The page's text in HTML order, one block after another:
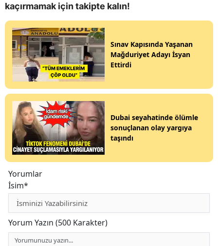
kaçırmamak için takipte kalın!
Sınav Kapısında Yaşanan
Mağduriyet Adayı İsyan
Ettirdi
Dubai seyahatinde ölümle
sonuçlanan olay yargıya
taşındı
Yorumlar
İsim*
Yorum Yazın (500 Karakter)